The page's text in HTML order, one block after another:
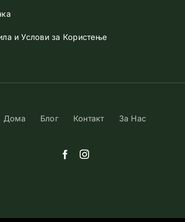
и Услови за Користење
Дома Блог Контакт За Нас